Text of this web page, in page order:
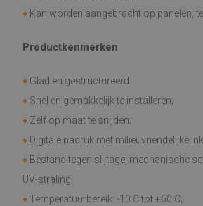
♦ Kan worden aangebracht op panelen,
Productkenmerken
♦ Glad en gestructureerd
♦ Snel en gemakkelijk te installeren;
♦ Zelf op maat te snijden;
♦ Digitale nadruk met milieuvriendelijke
♦ Bestand tegen slijtage, mechanische
UV-straling
♦ Temperatuurbereik: -10 C tot +60 C;